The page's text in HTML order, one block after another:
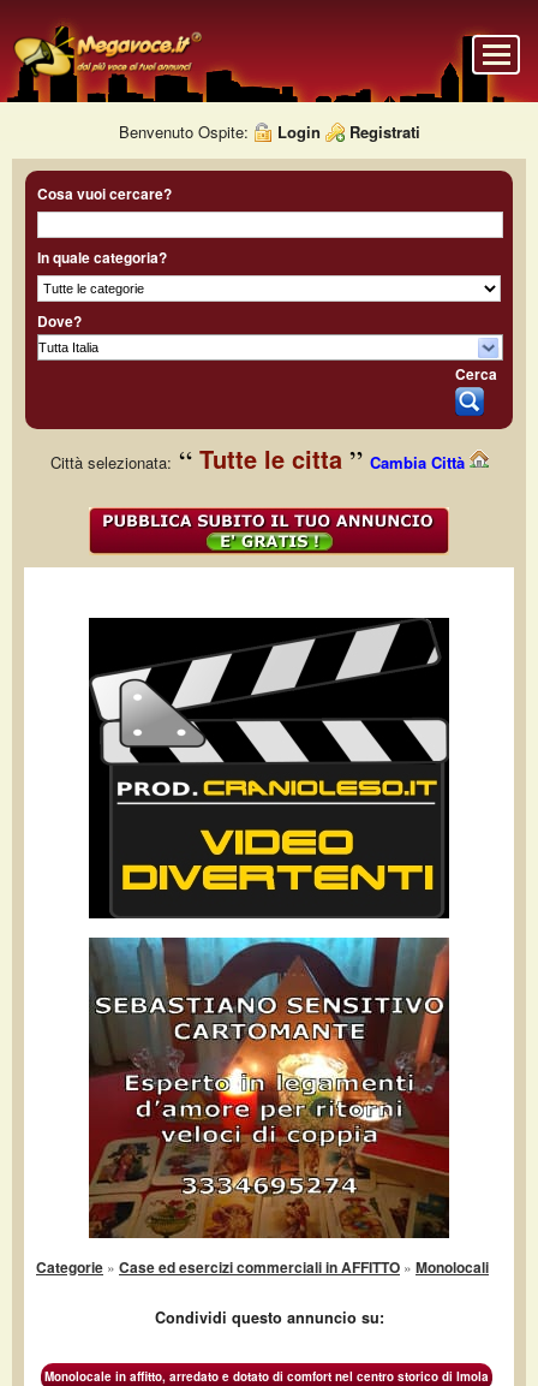
Benvenuto Ospite: Login Registrati
Cosa vuoi cercare?
In quale categoria?
Dove?
Cerca
Città selezionata: Tutte le citta Cambia Città
Categorie » Case ed esercizi commerciali in AFFITTO » Monolocali
Condividi questo annuncio su:
Monolocale in affitto, arredato e dotato di comfort nel centro storico di Imola